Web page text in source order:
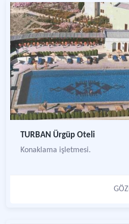
TURBAN Ürgüp Oteli
Konaklama işletmesi.